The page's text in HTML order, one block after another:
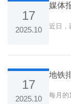
17
2025.10 近日，
17
2025.10
地铁
每月的